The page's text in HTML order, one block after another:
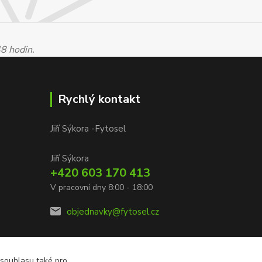
hodin.
Rychlý kontakt
Jiří Sýkora -Fytosel
Jiří Sýkora
+420 603 170 413
V pracovní dny 8:00 - 18:00
objednavky@fytosel.cz